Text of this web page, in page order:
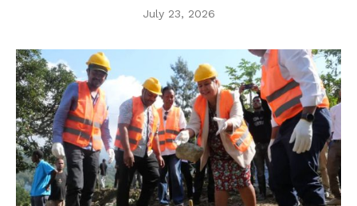
July 23, 2026